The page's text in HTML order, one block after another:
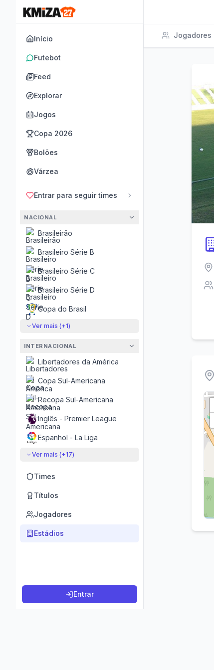
Início
Futebot
Feed
Explorar
Jogos
Copa 2026
Bolões
Várzea
Entrar para seguir times
NACIONAL
Brasileirão
Brasileiro Série B
Brasileiro Série C
Brasileiro Série D
Copa do Brasil
Ver mais (+1)
INTERNACIONAL
Libertadores da América
Copa Sul-Americana
Recopa Sul-Americana
Inglês - Premier League
Espanhol - La Liga
Ver mais (+17)
Times
Títulos
Jogadores
Estádios
Entrar
Jogadores